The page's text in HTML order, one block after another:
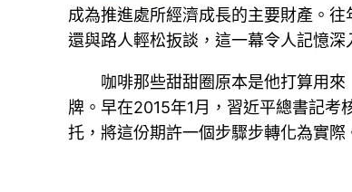
成為推進處所經濟成長的主要財產。
還與路人輕松扳談，這一幕令人記憶深
咖啡那些甜甜圈原本是他打算用
牌。早在2015年1月，習近平總書記考
托，將這份期許一個步驟步轉化為實際